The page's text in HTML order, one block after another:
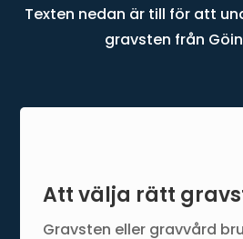
Texten nedan är till för att
gravsten från
Att välja rätt
Gravsten eller gravvård